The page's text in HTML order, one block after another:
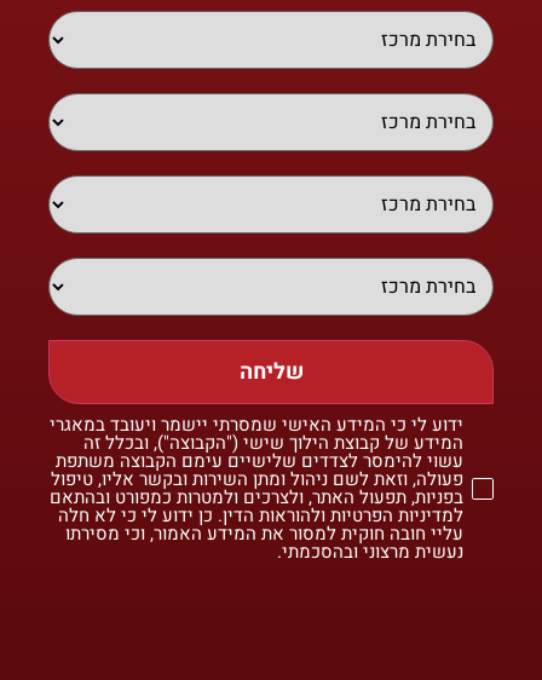
שליחה
ידוע לי כי המידע האישי שמסרתי יישמר ויעובד במאגרי
המידע של קבוצת הילוך שישי ("הקבוצה"), ובכלל זה
עשוי להימסר לצדדים שלישיים עימם הקבוצה משתפת
פעולה, וזאת לשם ניהול ומתן השירות ובקשר אליו, טיפול
בפניות, תפעול האתר, ולצרכים ולמטרות כמפורט ובהתאם
למדיניות הפרטיות ולהוראות הדין. כן ידוע לי כי לא חלה
עליי חובה חוקית למסור את המידע האמור, וכי מסירתו
נעשית מרצוני ובהסכמתי.